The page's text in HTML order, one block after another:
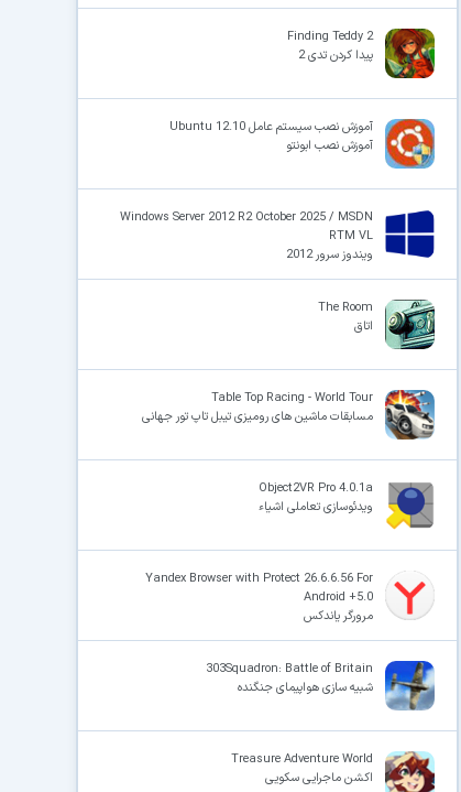
Finding Teddy 2
پیدا کردن تدی 2
آموزش نصب سیستم عامل Ubuntu 12.10
آموزش نصب ابونتو
Windows Server 2012 R2 October 2025 / MSDN
RTM VL
ویندوز سرور 2012
The Room
اتاق
Table Top Racing - World Tour
مسابقات ماشین های رومیزی تیبل تاپ تور جهانی
Object2VR Pro 4.0.1a
ویدئوسازی تعاملی اشیاء
Yandex Browser with Protect 26.6.6.56 For
Android +5.0
مرورگر یاندکس
303Squadron: Battle of Britain
شبیه سازی هواپیمای جنگنده
Treasure Adventure World
اکشن ماجرایی سکویی